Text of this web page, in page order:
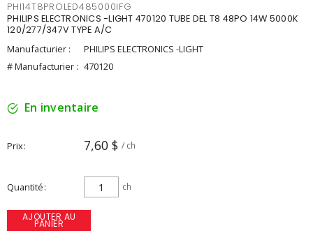
PHI14T8PROLED485000IFG
PHILIPS ELECTRONICS -LIGHT 470120 TUBE DEL T8 48PO 14W 5000K
120/277/347V TYPE A/C
Manufacturier :
PHILIPS ELECTRONICS -LIGHT
# Manufacturier : 470120
En inventaire
Prix 7,60 $ / ch
Quantité ch
AJOUTER AU
PANIER